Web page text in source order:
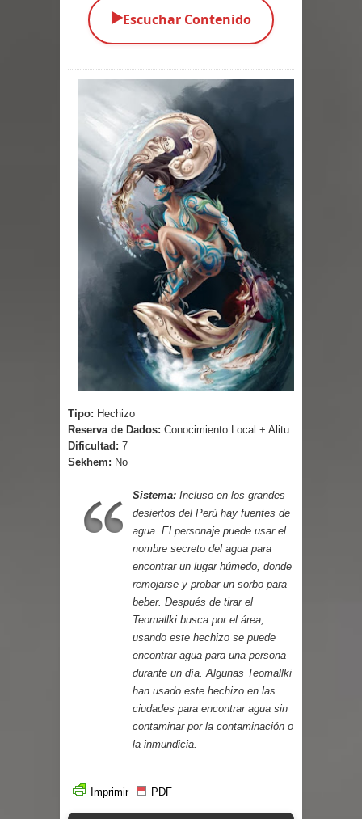
Parte 01: Escondido a Plena Luz
Parte 02: El Enemigo de mi Enemigo
Parte 06: Coletazos
Parte 05: Los Horrores del Infierno
Parte 04: Oídos Sordos
Parte 03: La Traición
Parte 02: Vuelve el Hijo Prodigo
Parte 03: Reflexiones
▶️Escuchar Contenido
Tipo: Hechizo
Reserva de Dados: Conocimiento Local + Alitu
Dificultad: 7
Sekhem: No
Sistema: Incluso en los grandes
desiertos del Perú hay fuentes de
agua. El personaje puede usar el
nombre secreto del agua para
encontrar un lugar húmedo, donde
remojarse y probar un sorbo para
beber. Después de tirar el
Teomallki busca por el área,
usando este hechizo se puede
encontrar agua para una persona
durante un día. Algunas Teomallki
han usado este hechizo en las
ciudades para encontrar agua sin
contaminar por la contaminación o
la inmundicia.
Imprimir PDF